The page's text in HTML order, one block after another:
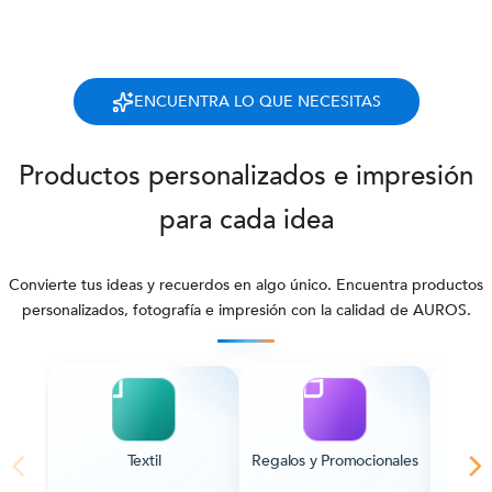
ENCUENTRA LO QUE NECESITAS
Productos personalizados e impresión
para cada idea
Convierte tus ideas y recuerdos en algo único. Encuentra productos
personalizados, fotografía e impresión con la calidad de AUROS.
Textil Regalos y Promocionales